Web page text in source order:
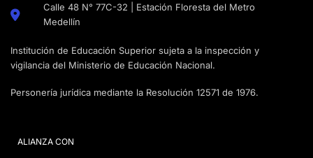
Calle 48 N° 77C-32 | Estación Floresta del Metro
Medellín
Institución de Educación Superior sujeta a la inspección y
vigilancia del Ministerio de Educación Nacional.
Personería jurídica mediante la Resolución 12571 de 1976.
ALIANZA CON